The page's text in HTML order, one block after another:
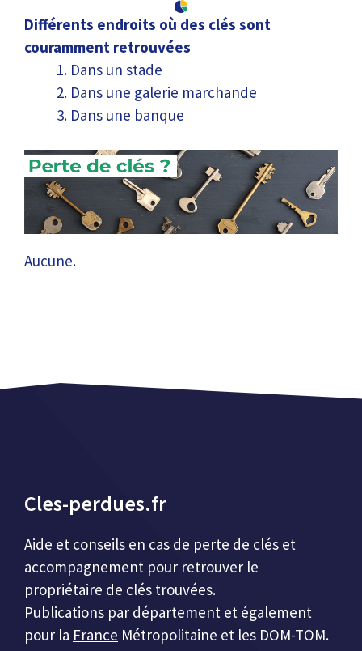
Différents endroits où des clés sont
couramment retrouvées
Dans un stade
Dans une galerie marchande
Dans une banque
Aucune.
Cles-perdues.fr
Aide et conseils en cas de perte de clés et
accompagnement pour retrouver le
propriétaire de clés trouvées.
Publications par département et également
pour la France Métropolitaine et les DOM-TOM.